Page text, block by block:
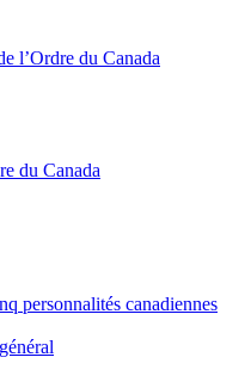
l’Ordre du Canada
du Canada
personnalités canadiennes